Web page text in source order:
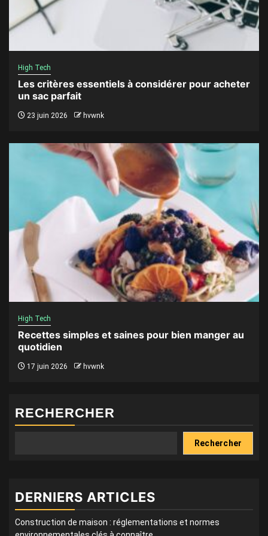
High Tech
Les critères essentiels à considérer pour acheter
un sac parfait
23 juin 2026 hvwnk
High Tech
Recettes simples et saines pour bien manger au
quotidien
17 juin 2026 hvwnk
RECHERCHER
Rechercher
DERNIERS ARTICLES
Construction de maison : réglementations et normes